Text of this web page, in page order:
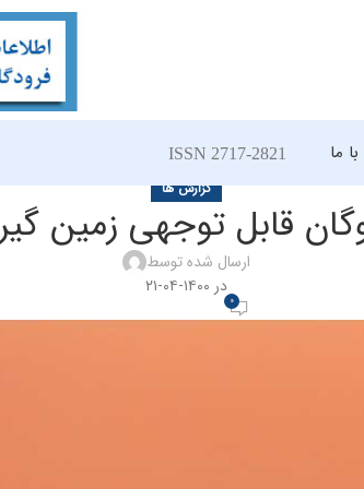
ما ISSN 2717-2821
گزارش ها
قابل توجهی زمین
ارسال شده توسط
در ۱۴۰۰-۰۴-۲۱
0